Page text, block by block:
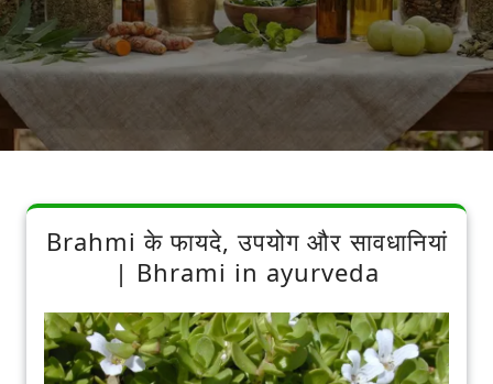
Brahmi के फायदे, उपयोग और सावधानियां
| Bhrami in ayurveda